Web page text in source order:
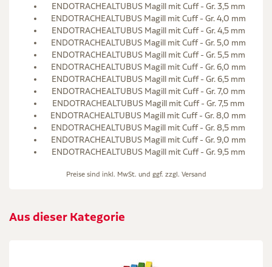
ENDOTRACHEALTUBUS Magill mit Cuff - Gr. 3,5 mm
ENDOTRACHEALTUBUS Magill mit Cuff - Gr. 4,0 mm
ENDOTRACHEALTUBUS Magill mit Cuff - Gr. 4,5 mm
ENDOTRACHEALTUBUS Magill mit Cuff - Gr. 5,0 mm
ENDOTRACHEALTUBUS Magill mit Cuff - Gr. 5,5 mm
ENDOTRACHEALTUBUS Magill mit Cuff - Gr. 6,0 mm
ENDOTRACHEALTUBUS Magill mit Cuff - Gr. 6,5 mm
ENDOTRACHEALTUBUS Magill mit Cuff - Gr. 7,0 mm
ENDOTRACHEALTUBUS Magill mit Cuff - Gr. 7,5 mm
ENDOTRACHEALTUBUS Magill mit Cuff - Gr. 8,0 mm
ENDOTRACHEALTUBUS Magill mit Cuff - Gr. 8,5 mm
ENDOTRACHEALTUBUS Magill mit Cuff - Gr. 9,0 mm
ENDOTRACHEALTUBUS Magill mit Cuff - Gr. 9,5 mm
Preise sind inkl. MwSt. und ggf. zzgl. Versand
Aus dieser Kategorie